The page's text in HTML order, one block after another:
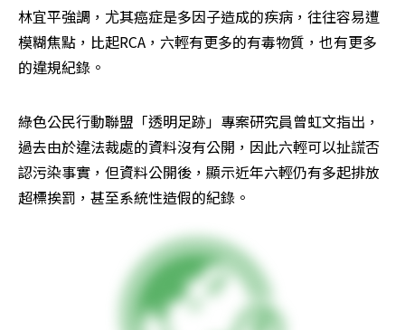
林宜平強調，尤其癌症是多因子造成的疾病，往往容易遭
模糊焦點，比起RCA，六輕有更多的有毒物質，也有更多
的違規紀錄。
綠色公民行動聯盟「透明足跡」專案研究員曾虹文指出，
過去由於違法裁處的資料沒有公開，因此六輕可以扯謊否
認污染事實，但資料公開後，顯示近年六輕仍有多起排放
超標挨罰，甚至系統性造假的紀錄。